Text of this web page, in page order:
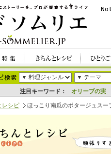
注目キーワード： オリーブの実
レシピ ほっこり南瓜のポタージュスー